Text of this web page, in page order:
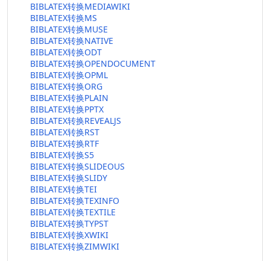
BIBLATEX转换MEDIAWIKI
BIBLATEX转换MS
BIBLATEX转换MUSE
BIBLATEX转换NATIVE
BIBLATEX转换ODT
BIBLATEX转换OPENDOCUMENT
BIBLATEX转换OPML
BIBLATEX转换ORG
BIBLATEX转换PLAIN
BIBLATEX转换PPTX
BIBLATEX转换REVEALJS
BIBLATEX转换RST
BIBLATEX转换RTF
BIBLATEX转换S5
BIBLATEX转换SLIDEOUS
BIBLATEX转换SLIDY
BIBLATEX转换TEI
BIBLATEX转换TEXINFO
BIBLATEX转换TEXTILE
BIBLATEX转换TYPST
BIBLATEX转换XWIKI
BIBLATEX转换ZIMWIKI